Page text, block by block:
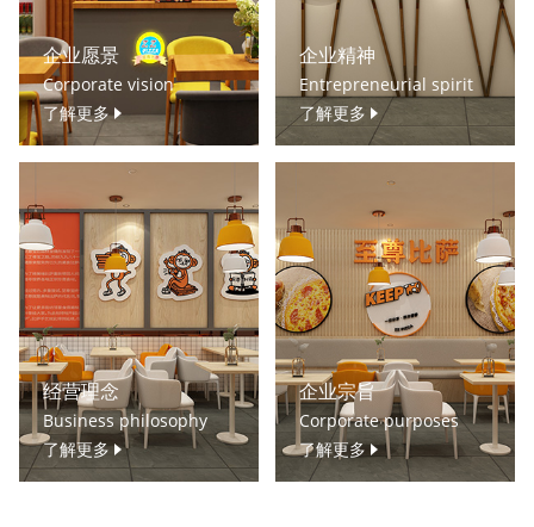
企业愿景
Corporate vision
了解更多
企业精神
Entrepreneurial spirit
了解更多
经营理念
Business philosophy
了解更多
企业宗旨
Corporate purposes
了解更多